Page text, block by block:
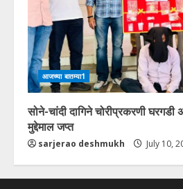
आजच्या बातम्या1
सोने-चांदी दागिने चोरीप्रकरणी
मुद्देमाल जप्त
sarjerao deshmukh July 10,